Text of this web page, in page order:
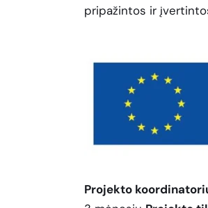
pripažintos ir
Projekto